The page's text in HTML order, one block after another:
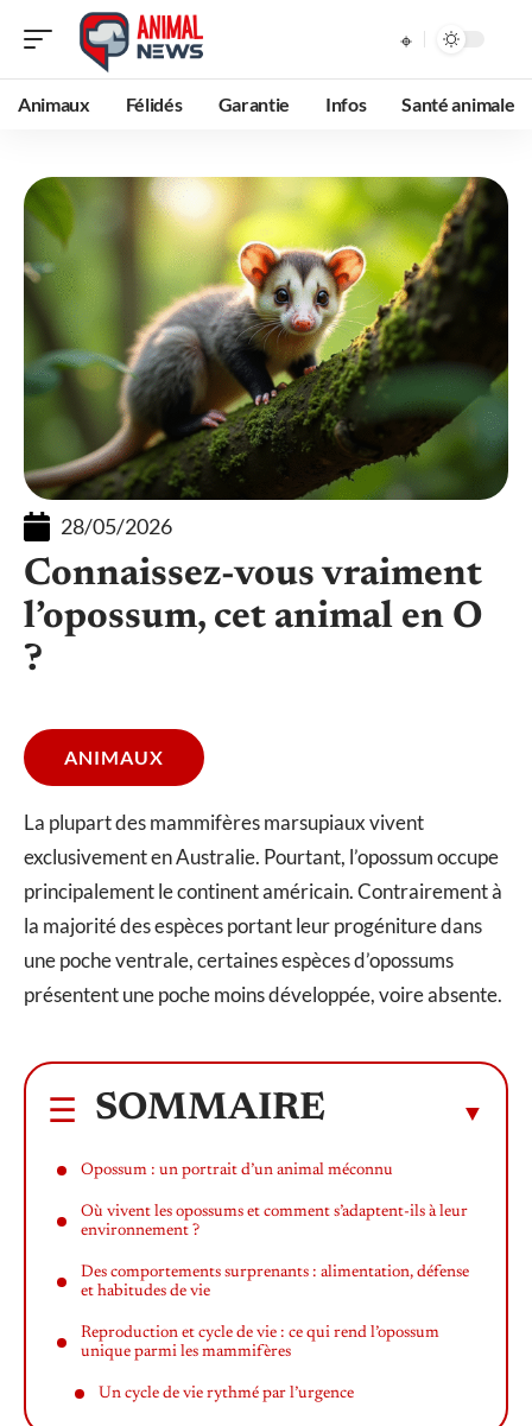
Animaux Félidés Garantie Infos Santé animale
28/05/2026
Connaissez-vous vraiment
l’opossum, cet animal en O
?
ANIMAUX
La plupart des mammifères marsupiaux vivent
exclusivement en Australie. Pourtant, l’opossum occupe
principalement le continent américain. Contrairement à
la majorité des espèces portant leur progéniture dans
une poche ventrale, certaines espèces d’opossums
présentent une poche moins développée, voire absente.
SOMMAIRE
Opossum : un portrait d’un animal méconnu
Où vivent les opossums et comment s’adaptent-ils à leur
environnement ?
Des comportements surprenants : alimentation, défense
et habitudes de vie
Reproduction et cycle de vie : ce qui rend l’opossum
unique parmi les mammifères
Un cycle de vie rythmé par l’urgence